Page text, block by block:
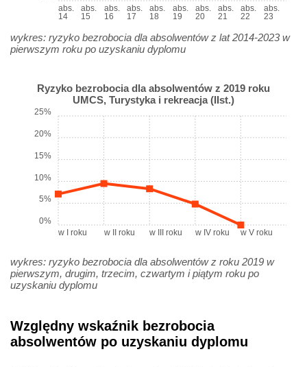
abs.
14
abs.
15
abs.
16
abs.
17
abs.
18
abs.
19
abs.
20
abs.
21
abs.
22
abs.
23
wykres: ryzyko bezrobocia dla absolwentów z lat 2014-2023 w
pierwszym roku po uzyskaniu dyplomu
Ryzyko bezrobocia dla absolwentów z 2019 roku
UMCS, Turystyka i rekreacja (IIst.)
w I roku w II roku w III roku w IV roku w V roku
0%
5%
10%
15%
20%
25%
wykres: ryzyko bezrobocia dla absolwentów z roku 2019 w
pierwszym, drugim, trzecim, czwartym i piątym roku po
uzyskaniu dyplomu
Względny wskaźnik bezrobocia
absolwentów po uzyskaniu dyplomu